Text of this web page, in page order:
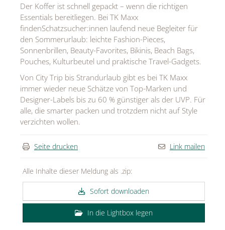
ÜBER
KONTAKT
Der Koffer ist schnell gepackt – wenn die richtigen
Essentials bereitliegen. Bei TK Maxx
findenSchatzsucher:innen laufend neue Begleiter für
den Sommerurlaub: leichte Fashion-Pieces,
Sonnenbrillen, Beauty-Favorites, Bikinis, Beach Bags,
Pouches, Kulturbeutel und praktische Travel-Gadgets.
Von City Trip bis Strandurlaub gibt es bei TK Maxx
immer wieder neue Schätze von Top-Marken und
Designer-Labels bis zu 60 % günstiger als der UVP. Für
alle, die smarter packen und trotzdem nicht auf Style
verzichten wollen.
Seite drucken Link mailen
Alle Inhalte dieser Meldung als .zip:
Sofort downloaden
In die Lightbox legen